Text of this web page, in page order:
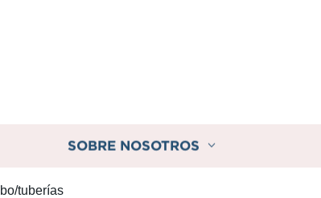
SOBRE NOSOTROS
tuberías